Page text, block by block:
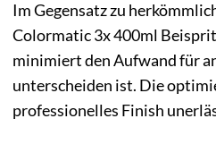
Im Gegensatz zu
Colormatic 3x 400ml
minimiert den Aufwand für
unterscheiden ist. Die
professionelles Finish